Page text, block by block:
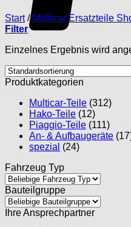
Start / Multicar Ersatzteile
Filter
Einzelnes Ergebnis wird
Produktkategorien
Multicar-Teile (312)
Hako-Teile (12)
Piaggio-Teile (111)
An- & Aufbaugeräte
spezial (24)
Fahrzeug Typ
Bauteilgruppe
Ihre Ansprechpartner